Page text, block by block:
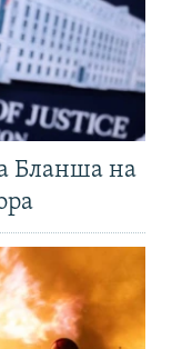
Бланша на